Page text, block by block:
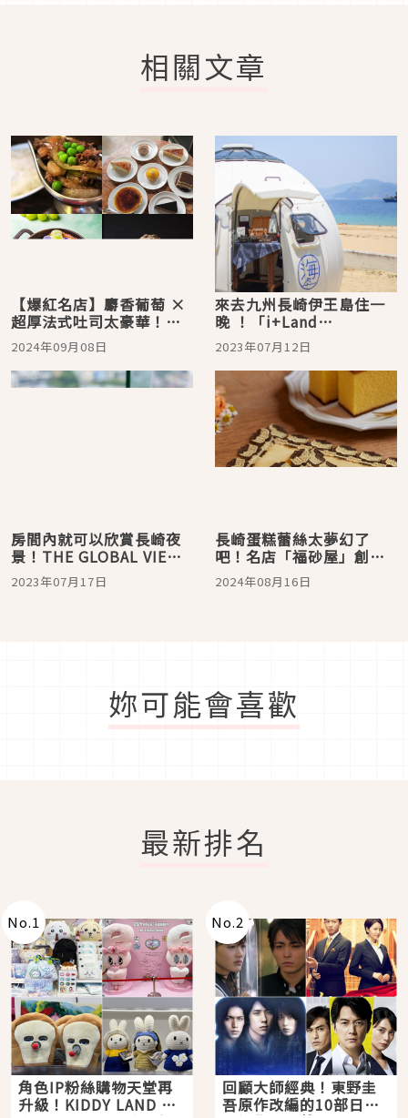
相關文章
【爆紅名店】麝香葡萄 ×
超厚法式吐司太豪華！
2024年9月話題好店推薦5
選
2024年09月08日
來去九州長崎伊王島住一
晚 ！「i+Land
nagasaki」奢華島嶼度假
村開箱
2023年07月12日
房間內就可以欣賞長崎夜
景！THE GLOBAL VIEW
長崎 飯店推薦
2023年07月17日
長崎蛋糕蕾絲太夢幻了
吧！名店「福砂屋」創業
400 週年慶，聯名商品數
量限定發售
2024年08月16日
妳可能會喜歡
最新排名
No.1
角色IP粉絲購物天堂再
升級！KIDDY LAND 原
No.2
回顧大師經典！東野圭
吾原作改編的10部日本